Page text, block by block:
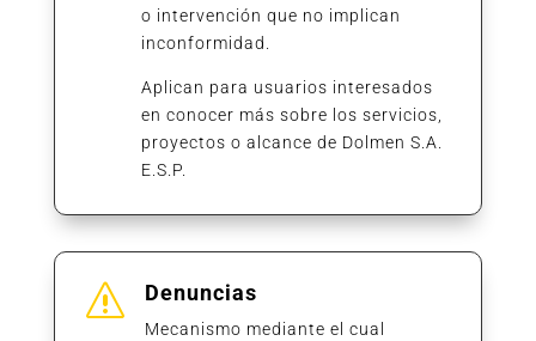
o intervención que no implican
inconformidad.
Aplican para usuarios interesados
en conocer más sobre los servicios,
proyectos o alcance de Dolmen S.A.
E.S.P.
s Denuncias
Mecanismo mediante el cual